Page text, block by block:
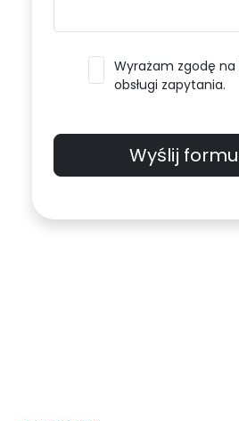
Wyrażam zgodę
obsługi zapytania.
Wyślij